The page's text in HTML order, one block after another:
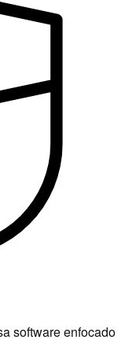
software enfocado